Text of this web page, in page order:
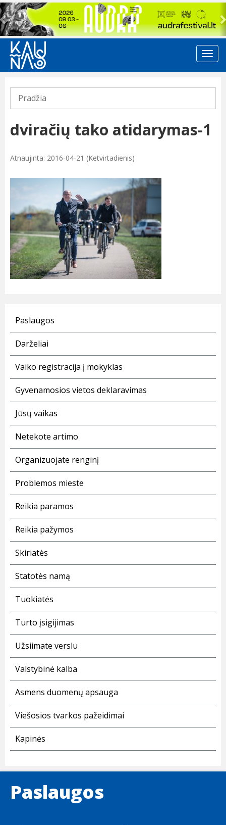
Previous
Pradžia
dviračių tako atidarymas-1
Atnaujinta: 2016-04-21 (Ketvirtadienis)
Paslaugos
Darželiai
Vaiko registracija į mokyklas
Gyvenamosios vietos deklaravimas
Jūsų vaikas
Netekote artimo
Organizuojate renginį
Problemos mieste
Reikia paramos
Reikia pažymos
Skiriatės
Statotės namą
Tuokiatės
Turto įsigijimas
Užsiimate verslu
Valstybinė kalba
Asmens duomenų apsauga
Viešosios tvarkos pažeidimai
Kapinės
Paslaugos